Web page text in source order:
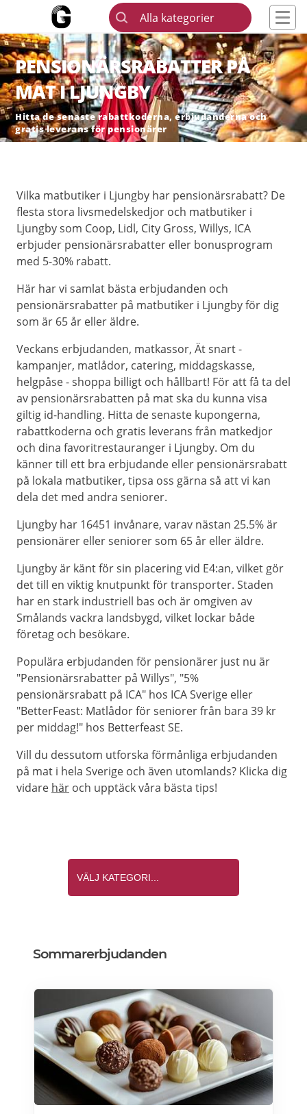
Alla kategorier
PENSIONÄRSRABATTER PÅ
MAT I LJUNGBY
Hitta de senaste rabattkoderna, erbjudanderna och
gratis leverans för pensionärer
Vilka matbutiker i Ljungby har pensionärsrabatt? De
flesta stora livsmedelskedjor och matbutiker i
Ljungby som Coop, Lidl, City Gross, Willys, ICA
erbjuder pensionärsrabatter eller bonusprogram
med 5-30% rabatt.
Här har vi samlat bästa erbjudanden och
pensionärsrabatter på matbutiker i Ljungby för dig
som är 65 år eller äldre.
Veckans erbjudanden, matkassor, Ät snart -
kampanjer, matlådor, catering, middagskasse,
helgpåse - shoppa billigt och hållbart! För att få ta del
av pensionärsrabatten på mat ska du kunna visa
giltig id-handling. Hitta de senaste kupongerna,
rabattkoderna och gratis leverans från matkedjor
och dina favoritrestauranger i Ljungby. Om du
känner till ett bra erbjudande eller pensionärsrabatt
på lokala matbutiker, tipsa oss gärna så att vi kan
dela det med andra seniorer.
Ljungby har 16451 invånare, varav nästan 25.5% är
pensionärer eller seniorer som 65 år eller äldre.
Ljungby är känt för sin placering vid E4:an, vilket gör
det till en viktig knutpunkt för transporter. Staden
har en stark industriell bas och är omgiven av
Smålands vackra landsbygd, vilket lockar både
företag och besökare.
Populära erbjudanden för pensionärer just nu är
"Pensionärsrabatter på Willys", "5%
pensionärsrabatt på ICA" hos ICA Sverige eller
"BetterFeast: Matlådor för seniorer från bara 39 kr
per middag!" hos Betterfeast SE.
Vill du dessutom utforska förmånliga erbjudanden
på mat i hela Sverige och även utomlands? Klicka dig
vidare här och upptäck våra bästa tips!
Sommarerbjudanden